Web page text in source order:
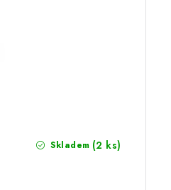
Skladem (2 ks)